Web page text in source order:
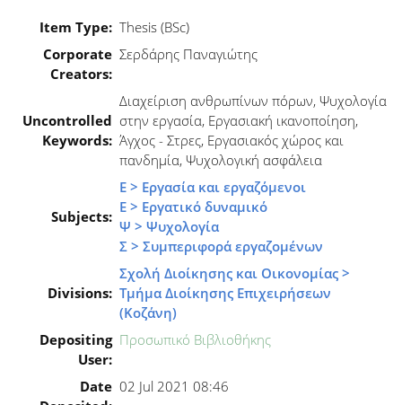
Item Type: Thesis (BSc)
Corporate
Creators:
Σερδάρης Παναγιώτης
Uncontrolled
Keywords:
Διαχείριση ανθρωπίνων πόρων, Ψυχολογία
στην εργασία, Εργασιακή ικανοποίηση,
Άγχος - Στρες, Εργασιακός χώρος και
πανδημία, Ψυχολογική ασφάλεια
Subjects:
Ε > Εργασία και εργαζόμενοι
Ε > Εργατικό δυναμικό
Ψ > Ψυχολογία
Σ > Συμπεριφορά εργαζομένων
Divisions:
Σχολή Διοίκησης και Οικονομίας >
Τμήμα Διοίκησης Επιχειρήσεων
(Κοζάνη)
Depositing
User:
Προσωπικό Βιβλιοθήκης
Date 02 Jul 2021 08:46